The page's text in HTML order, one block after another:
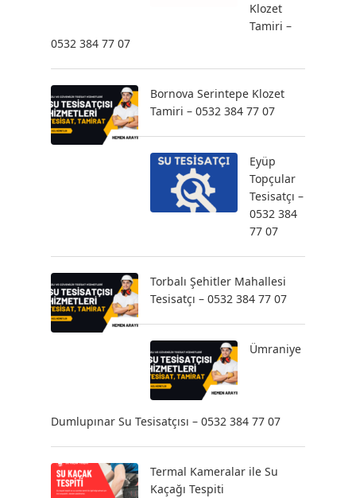
Klozet
Tamiri –
0532 384 77 07
Bornova Serintepe Klozet
Tamiri – 0532 384 77 07
Eyüp
Topçular
Tesisatçı –
0532 384
77 07
Torbalı Şehitler Mahallesi
Tesisatçı – 0532 384 77 07
Ümraniye
Dumlupınar Su Tesisatçısı – 0532 384 77 07
Termal Kameralar ile Su
Kaçağı Tespiti